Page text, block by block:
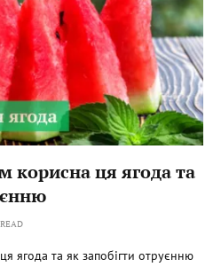
корисна ця ягода та
ягода та як запобігти отруєнню